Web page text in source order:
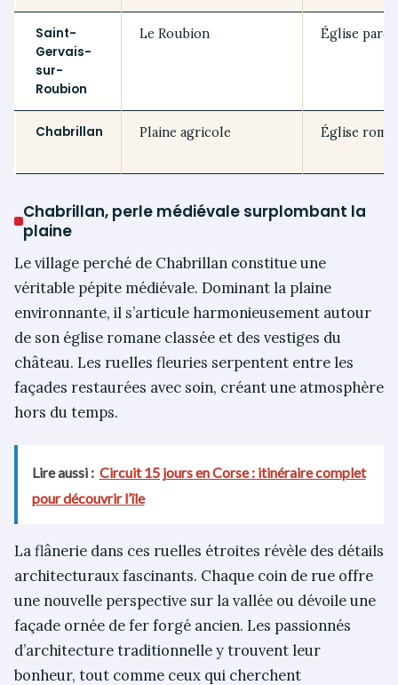
Saint-
Gervais-
sur-
Roubion
Le Roubion Église
Chabrillan Plaine agricole Église
Chabrillan, perle médiévale surplombant la
plaine
Le village perché de Chabrillan constitue une
véritable pépite médiévale. Dominant la plaine
environnante, il s’articule harmonieusement autour
de son église romane classée et des vestiges du
château. Les ruelles fleuries serpentent entre les
façades restaurées avec soin, créant une atmosphère
hors du temps.
Lire aussi : Circuit 15 jours en Corse : itinéraire complet
pour découvrir l’île
La flânerie dans ces ruelles étroites révèle des détails
architecturaux fascinants. Chaque coin de rue offre
une nouvelle perspective sur la vallée ou dévoile une
façade ornée de fer forgé ancien. Les passionnés
d’architecture traditionnelle y trouvent leur
bonheur, tout comme ceux qui cherchent